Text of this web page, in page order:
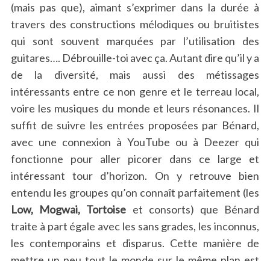
(mais pas que), aimant s’exprimer dans la durée à
travers des constructions mélodiques ou bruitistes
qui sont souvent marquées par l’utilisation des
guitares…. Débrouille-toi avec ça. Autant dire qu’il y a
de la diversité, mais aussi des métissages
intéressants entre ce non genre et le terreau local,
voire les musiques du monde et leurs résonances. Il
suffit de suivre les entrées proposées par Bénard,
avec une connexion à YouTube ou à Deezer qui
fonctionne pour aller picorer dans ce large et
intéressant tour d’horizon. On y retrouve bien
entendu les groupes qu’on connaît parfaitement (les
Low, Mogwai, Tortoise et consorts) que Bénard
traite à part égale avec les sans grades, les inconnus,
les contemporains et disparus. Cette manière de